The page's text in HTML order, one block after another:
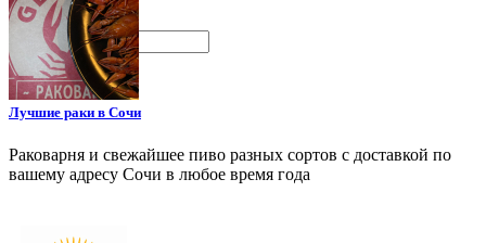
Поиск
Лучшие раки в Сочи
Раковарня и свежайшее пиво разных сортов с доставкой по
вашему адресу Сочи в любое время года